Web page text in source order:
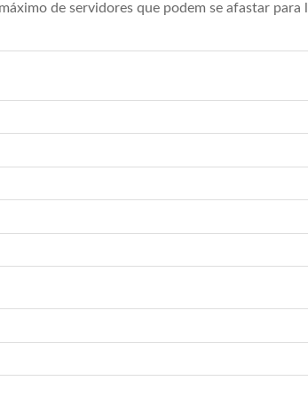
de servidores que podem se afastar